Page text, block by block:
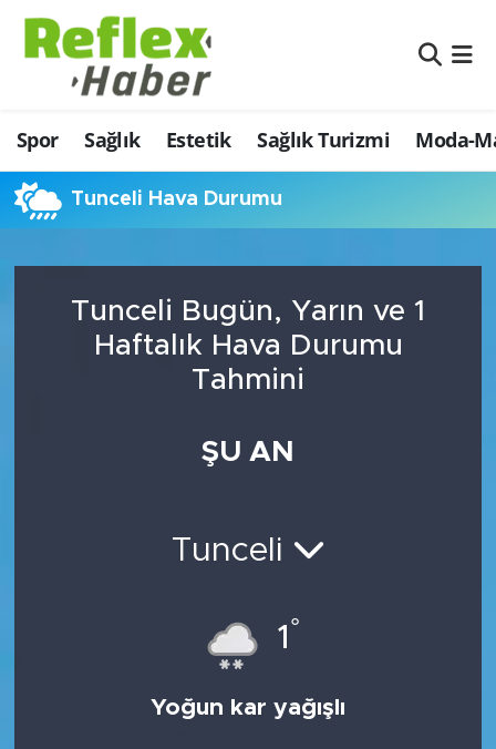
Spor Sağlık Estetik Sağlık Turizmi Moda-
Tunceli Hava Durumu
Tunceli Bugün, Yarın ve 1
Haftalık Hava Durumu
Tahmini
ŞU AN
Tunceli
1 °
Yoğun kar yağışlı
Eğitim
Estetik
Firmalardan
İş ve Ekonomi
Moda-Magazin-Eğlence
Nöbetçi Eczaneler
Hava Durumu
Namaz Vakitleri
Şampiyonlar Ligi Puan Durumu ve Fikstür
Tüm Manşetler